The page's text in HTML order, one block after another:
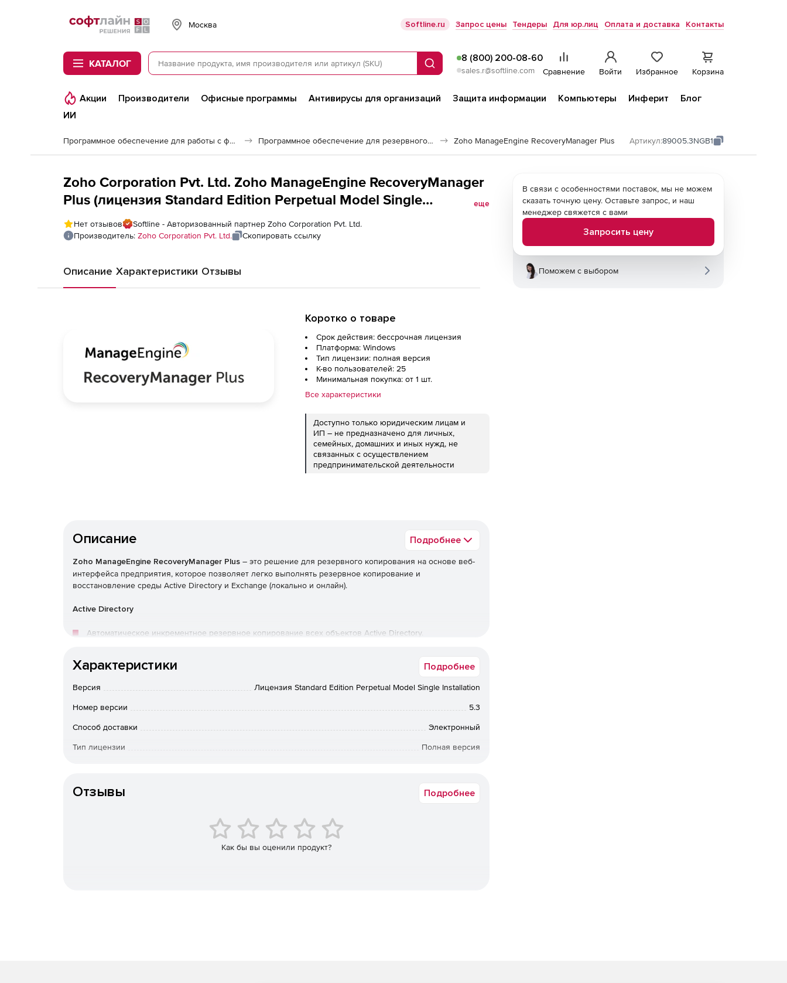
Softline
Москва Softline.ru Запрос цены Тендеры Для юр.лиц Оплата и доставка Контакты
КАТАЛОГ Поиск
8 (800) 200-08-60
sales.r@softline.com Сравнение Войти Избранное Корзина
Акции Производители Офисные программы Антивирусы для организаций Защита информации Компьютеры Инферит
Блог
ИИ
Программное обеспечение для работы с файлами и дисками Программное обеспечение для резервного копирования Zoho ManageEngine RecoveryManager Plus Артикул:89005.3NGB1
Zoho Corporation Pvt. Ltd. Zoho ManageEngine RecoveryManager
Plus (лицензия Standard Edition Perpetual Model Single
Installation), fee for Google Workspace Backup for 25 Users
еще
Нет отзывов
Softline - Авторизованный партнер Zoho Corporation Pvt. Ltd.
Производитель: Zoho Corporation Pvt. Ltd. Скопировать ссылку
Описание Характеристики Отзывы
Коротко о товаре
Срок действия: бессрочная лицензия
Платформа: Windows
Тип лицензии: полная версия
К-во пользователей: 25
Минимальная покупка: от 1 шт.
Все характеристики
Доступно только юридическим лицам и
ИП – не предназначено для личных,
семейных, домашних и иных нужд, не
связанных с осуществлением
предпринимательской деятельности
Описание Подробнее
Zoho ManageEngine RecoveryManager Plus – это решение для резервного копирования на основе веб-
интерфейса предприятия, которое позволяет легко выполнять резервное копирование и
восстановление среды Active Directory и Exchange (локально и онлайн).
Active Directory
Автоматическое инкрементное резервное копирование всех объектов Active Directory.
объекты, в виде разных версий.
после этого момента времени.
Восстановление удаленных объектов AD и их атрибутов в один клик с использованием функции
корзины.
домена, что обеспечивает постоянную доступность контроллеров домена.
Характеристики Подробнее
Версия Лицензия Standard Edition Perpetual Model Single Installation
Номер версии 5.3
Способ доставки Электронный
Тип лицензии Полная версия
Отзывы Подробнее
Как бы вы оценили продукт?
В связи с особенностями поставок, мы не можем
сказать точную цену. Оставьте запрос, и наш
менеджер свяжется с вами
Запросить цену
Поможем с выбором